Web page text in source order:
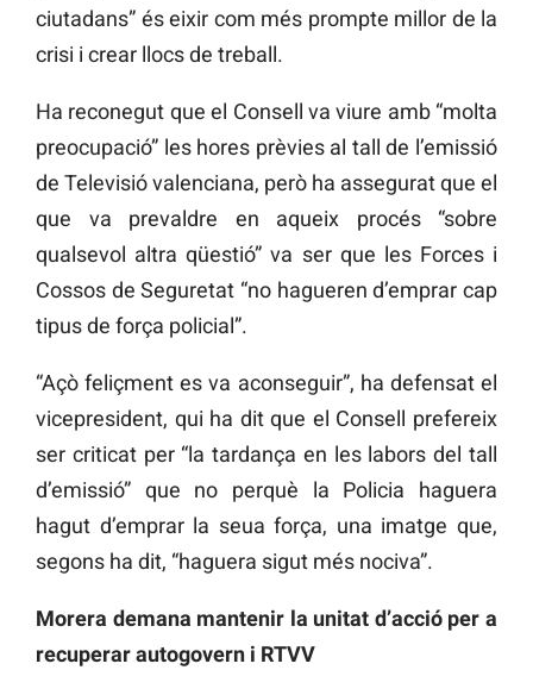
ciutadans” és eixir com més prompte millor de la
crisi i crear llocs de treball.
Ha reconegut que el Consell va viure amb “molta
preocupació” les hores prèvies al tall de l’emissió
de Televisió valenciana, però ha assegurat que el
que va prevaldre en aqueix procés “sobre
qualsevol altra qüestió” va ser que les Forces i
Cossos de Seguretat “no hagueren d’emprar cap
tipus de força policial”.
“Açò feliçment es va aconseguir”, ha defensat el
vicepresident, qui ha dit que el Consell prefereix
ser criticat per “la tardança en les labors del tall
d’emissió” que no perquè la Policia haguera
hagut d’emprar la seua força, una imatge que,
segons ha dit, “haguera sigut més nociva”.
Morera demana mantenir la unitat d’acció per a
recuperar autogovern i RTVV